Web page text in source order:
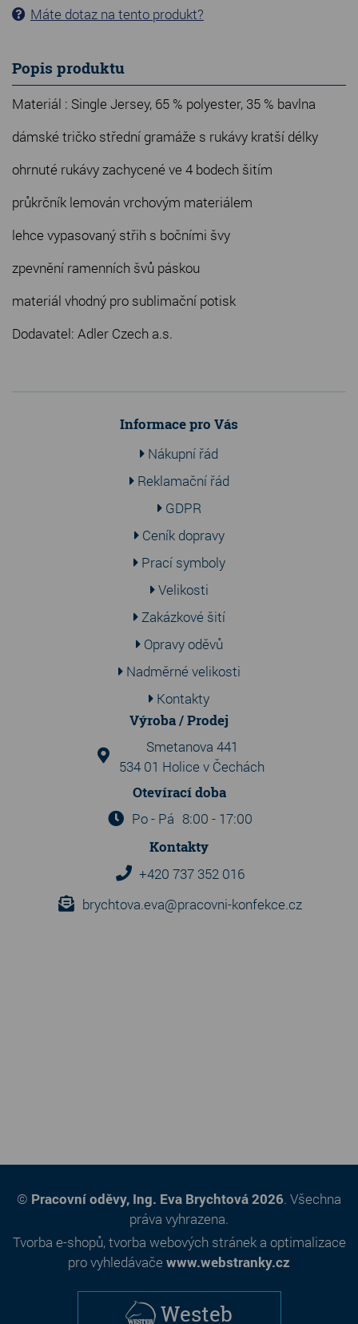
Máte dotaz na tento produkt?
Popis produktu
Materiál : Single Jersey, 65 % polyester, 35 % bavlna
dámské tričko střední gramáže s rukávy kratší délky
ohrnuté rukávy zachycené ve 4 bodech šitím
průkrčník lemován vrchovým materiálem
lehce vypasovaný střih s bočními švy
zpevnění ramenních švů páskou
materiál vhodný pro sublimační potisk
Dodavatel: Adler Czech a.s.
Informace pro Vás
Nákupní řád
Reklamační řád
GDPR
Ceník dopravy
Prací symboly
Velikosti
Zakázkové šití
Opravy oděvů
Nadměrné velikosti
Kontakty
Výroba / Prodej
Smetanova 441
534 01 Holice v Čechách
Otevírací doba
Po - Pá 8:00 - 17:00
Kontakty
+420 737 352 016
brychtova.eva@pracovni-konfekce.cz
© Pracovní oděvy, Ing. Eva Brychtová 2026. Všechna
práva vyhrazena.
Tvorba e-shopů,tvorba webových stráneka optimalizace
pro vyhledávače www.webstranky.cz
Westeb